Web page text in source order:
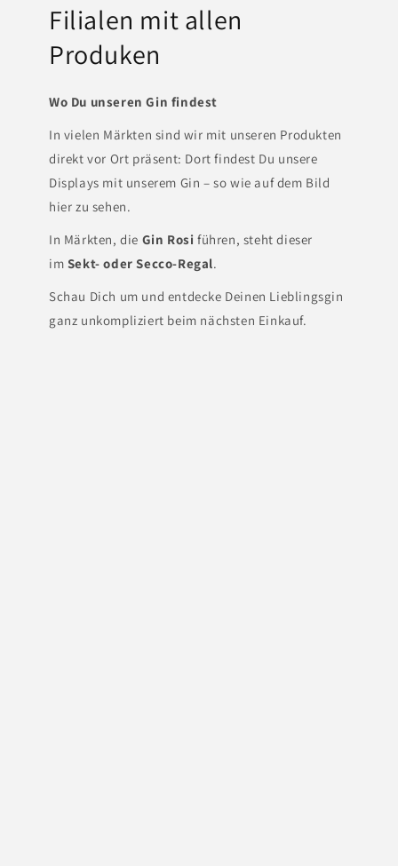
Filialen mit allen
Produken
Wo Du unseren Gin findest
In vielen Märkten sind wir mit unseren Produkten
direkt vor Ort präsent: Dort findest Du unsere
Displays mit unserem Gin – so wie auf dem Bild
hier zu sehen.
In Märkten, die Gin Rosi führen, steht dieser
im Sekt- oder Secco-Regal.
Schau Dich um und entdecke Deinen Lieblingsgin
ganz unkompliziert beim nächsten Einkauf.